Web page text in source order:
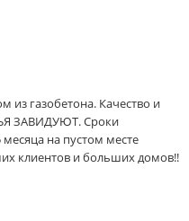
из газобетона. Качество и
ЗАВИДУЮТ. Сроки
на пустом месте
клиентов и больших домов!!